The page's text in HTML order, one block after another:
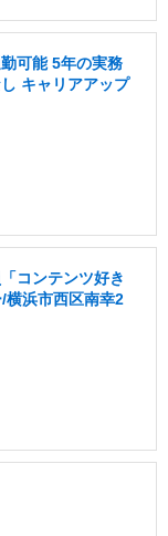
可能 5年の実務
キャリアアップ
コンテンツ好き
横浜市西区南幸2